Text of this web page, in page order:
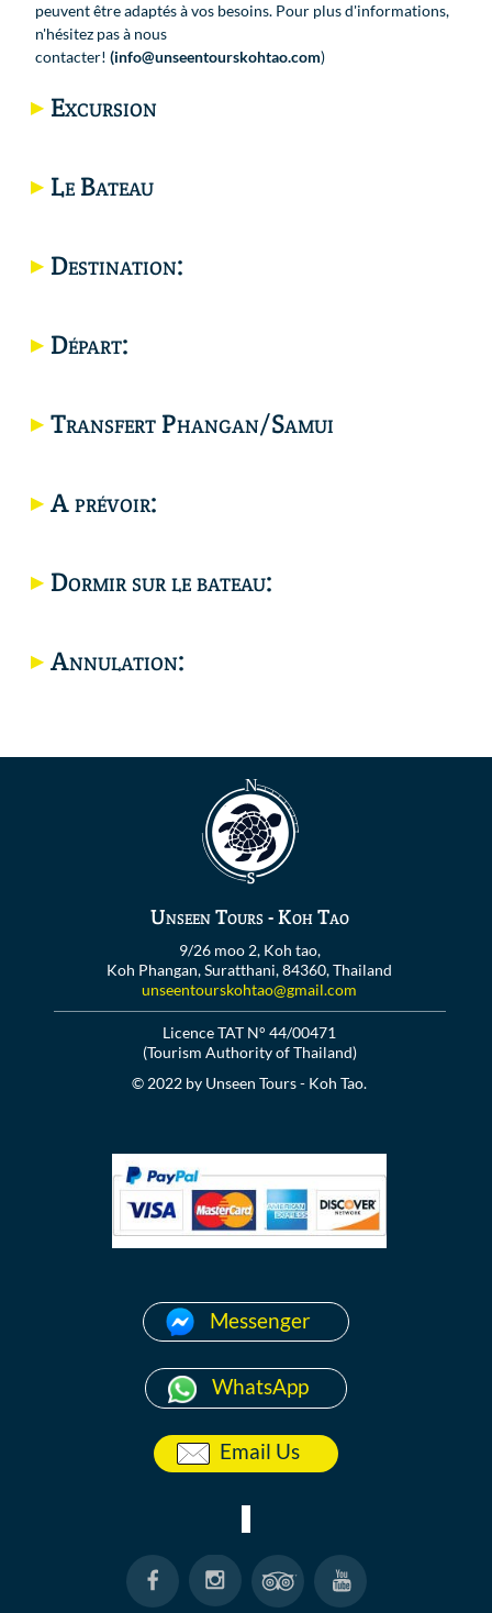
peuvent être adaptés à vos besoins. Pour plus d'informations,
n'hésitez pas à nous
contacter!(info@unseentourskohtao.com)
Excursion
Le Bateau
Destination:
Départ:
Transfert Phangan/Samui
A prévoir:
Dormir sur le bateau:
Annulation:
Unseen Tours - Koh Tao
9/26 moo 2, Koh tao,
Koh Phangan, Suratthani, 84360, Thailand
unseentourskohtao@gmail.com
Licence TAT N° 44/00471
(Tourism Authority of Thailand)
© 2022 by Unseen Tours - Koh Tao.
Messenger
WhatsApp
Email Us